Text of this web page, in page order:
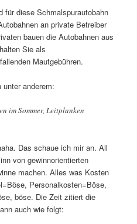
für diese Schmalspurautobahn
an private Betreiber
bauen die Autobahnen aus
Sie als
Mautgebühren.
anderem:
im Sommer, Leitplanken
Das schaue ich mir an. All
von gewinnorientierten
machen. Alles was Kosten
Personalkosten=Böse,
böse. Die Zeit zitiert die
auch wie folgt: